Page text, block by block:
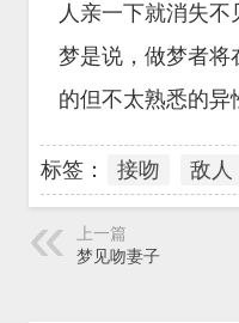
人亲一下就消失
梦是说，做梦者将
的但不太熟悉的异
标签： 接吻 敌人
上一篇
梦见吻妻子